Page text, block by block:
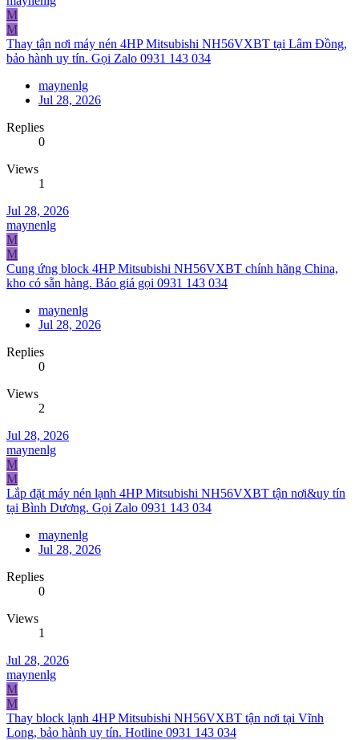
M
M
Thay tận nơi máy nén 4HP Mitsubishi NH56VXBT tại Lâm Đồng,
bảo hành uy tín. Gọi Zalo 0931 143 034
maynenlg
Jul 28, 2026
Replies
0
Views
1
Jul 28, 2026
maynenlg
M
M
Cung ứng block 4HP Mitsubishi NH56VXBT chính hãng China,
kho có sẵn hàng. Báo giá gọi 0931 143 034
maynenlg
Jul 28, 2026
Replies
0
Views
2
Jul 28, 2026
maynenlg
M
M
Lắp đặt máy nén lạnh 4HP Mitsubishi NH56VXBT tận nơi&uy tín
tại Bình Dương. Gọi Zalo 0931 143 034
maynenlg
Jul 28, 2026
Replies
0
Views
1
Jul 28, 2026
maynenlg
M
M
Thay block lạnh 4HP Mitsubishi NH56VXBT tận nơi tại Vĩnh
Long, bảo hành uy tín. Hotline 0931 143 034